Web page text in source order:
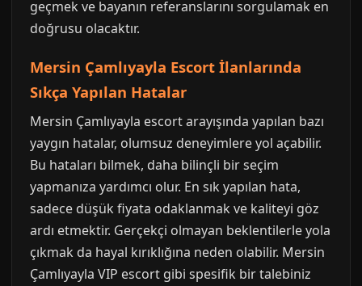
geçmek ve bayanın referanslarını sorgulamak en
doğrusu olacaktır.
Mersin Çamlıyayla Escort İlanlarında
Sıkça Yapılan Hatalar
Mersin Çamlıyayla escort arayışında yapılan bazı
yaygın hatalar, olumsuz deneyimlere yol açabilir.
Bu hataları bilmek, daha bilinçli bir seçim
yapmanıza yardımcı olur. En sık yapılan hata,
sadece düşük fiyata odaklanmak ve kaliteyi göz
ardı etmektir. Gerçekçi olmayan beklentilerle yola
çıkmak da hayal kırıklığına neden olabilir. Mersin
Çamlıyayla VIP escort gibi spesifik bir talebiniz